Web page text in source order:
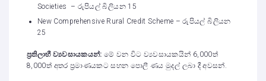
Societies – රුපියල් බිලියන 15
New Comprehensive Rural Credit Scheme – රුපියල් බිලියන
25
ප්‍රතිලාභී ව්‍යවසායකයන්: මේ වන විට ව්‍යවසායකයින් 6,000ත්
8,000ත් අතර ප්‍රමාණයකට සහන පොලී ණය මුදල් ලබා දී අවසන්.